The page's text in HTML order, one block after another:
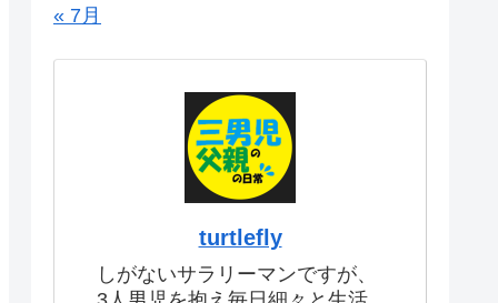
« 7月
turtlefly
しがないサラリーマンですが、